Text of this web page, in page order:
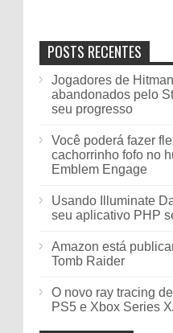
POSTS RECENTES
Jogadores de
abandonados pelo
seu progresso
Você poderá fazer
cachorrinho fofo no
Emblem Engage
Usando Illuminate
seu aplicativo PHP
Amazon está
Tomb Raider
O novo ray tracing
PS5 e Xbox Series